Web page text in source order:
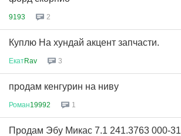
9193 2
Куплю На хундай акцент запчасти.
ЕкатRav 3
продам кенгурин на ниву
Роман19992 1
Продам Эбу Микас 7.1 241.3763 000-31